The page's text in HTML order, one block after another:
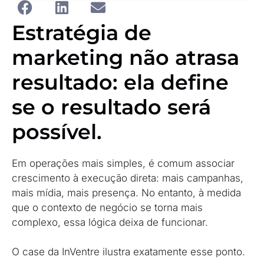
Estratégia de
marketing não atrasa
resultado: ela define
se o resultado será
possível.
Em operações mais simples, é comum associar
crescimento à execução direta: mais campanhas,
mais mídia, mais presença. No entanto, à medida
que o contexto de negócio se torna mais
complexo, essa lógica deixa de funcionar.
O case da InVentre ilustra exatamente esse ponto.